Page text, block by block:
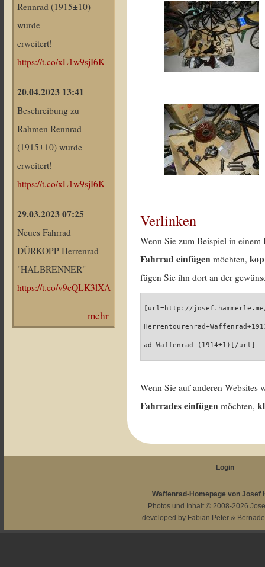
Rennrad (1915±10)
wurde
erweitert!
https://t.co/xL1w9sjI6K
20.04.2023 13:41
Beschreibung zu
Rahmen Rennrad
(1915±10) wurde
erweitert!
https://t.co/xL1w9sjI6K
29.03.2023 07:25
Neues Fahrrad
DÜRKOPP Herrenrad
"HALBRENNER"
https://t.co/v9cQLK3lXA
mehr
Verlinken
Wenn Sie zum Beispiel in
Fahrrad einfügen möchten,
fügen Sie ihn dort an der
[url=http://josef.hammerle.me/
ad Waffenrad (1914±1)[/url]
Wenn Sie auf anderen
Fahrrades einfügen möchten,
Login
Waffenrad-Homepage von Josef
Photos und Inhalt © 2008-2026
developed by Fabian Peter &